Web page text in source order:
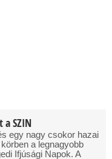
SZIN
egy nagy csokor hazai
a legnagyobb
Ifjúsági Napok. A